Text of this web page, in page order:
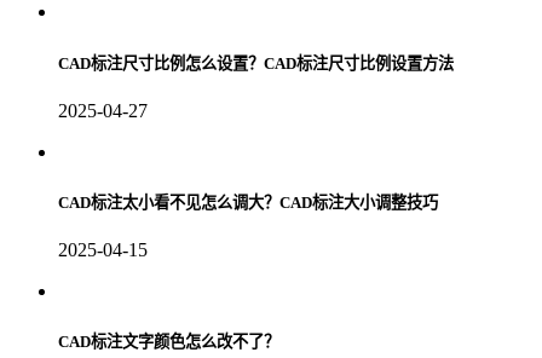
CAD标注尺寸比例怎么设置？CAD标注尺寸比例设置方法
2025-04-27
CAD标注太小看不见怎么调大？CAD标注大小调整技巧
2025-04-15
CAD标注文字颜色怎么改不了？